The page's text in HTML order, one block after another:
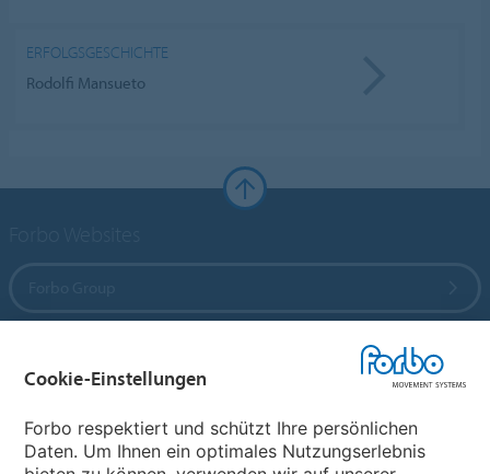
ERFOLGSGESCHICHTE
Rodolfi Mansueto
Cookie-Einstellungen
Forbo respektiert und schützt Ihre persönlichen
Daten. Um Ihnen ein optimales Nutzungserlebnis